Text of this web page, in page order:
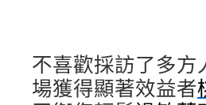
不喜歡採訪了多方
場獲得顯著效益者